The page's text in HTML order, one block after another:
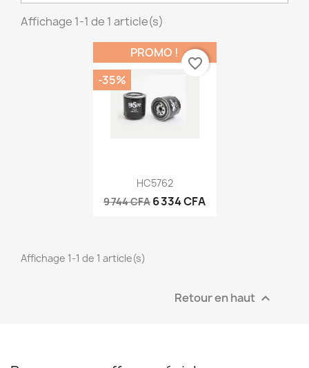
Affichage 1-1 de 1 article(s)
Aperçu rapide
HC5762
9 744 CFA 6 334 CFA
PROMO !
-35%
favorite_border
Affichage 1-1 de 1 article(s)
Retour en haut 